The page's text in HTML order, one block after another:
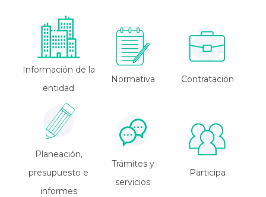
Información de la
entidad
Normativa Contratación
Planeación,
presupuesto e
informes
Trámites y
servicios
Participa